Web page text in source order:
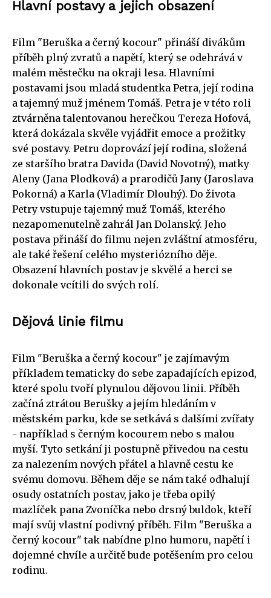
Hlavní postavy a jejich obsazení
Film "Beruška a černý kocour" přináší divákům
příběh plný zvratů a napětí, který se odehrává v
malém městečku na okraji lesa. Hlavními
postavami jsou mladá studentka Petra, její rodina
a tajemný muž jménem Tomáš. Petra je v této roli
ztvárněna talentovanou herečkou Tereza Hofová,
která dokázala skvěle vyjádřit emoce a prožitky
své postavy. Petru doprovází její rodina, složená
ze staršího bratra Davida (David Novotný), matky
Aleny (Jana Plodková) a prarodičů Jany (Jaroslava
Pokorná) a Karla (Vladimír Dlouhý). Do života
Petry vstupuje tajemný muž Tomáš, kterého
nezapomenutelně zahrál Jan Dolanský. Jeho
postava přináší do filmu nejen zvláštní atmosféru,
ale také řešení celého mysteriózního děje.
Obsazení hlavních postav je skvělé a herci se
dokonale vcítili do svých rolí.
Dějová linie filmu
Film "Beruška a černý kocour" je zajímavým
příkladem tematicky do sebe zapadajících epizod,
které spolu tvoří plynulou dějovou linii. Příběh
začíná ztrátou Berušky a jejím hledáním v
městském parku, kde se setkává s dalšími zvířaty
- například s černým kocourem nebo s malou
myší. Tyto setkání ji postupně přivedou na cestu
za nalezením nových přátel a hlavně cestu ke
svému domovu. Během děje se nám také odhalují
osudy ostatních postav, jako je třeba opilý
mazlíček pana Zvoníčka nebo drsný buldok, kteří
mají svůj vlastní podivný příběh. Film "Beruška a
černý kocour" tak nabídne plno humoru, napětí i
dojemné chvíle a určitě bude potěšením pro celou
rodinu.